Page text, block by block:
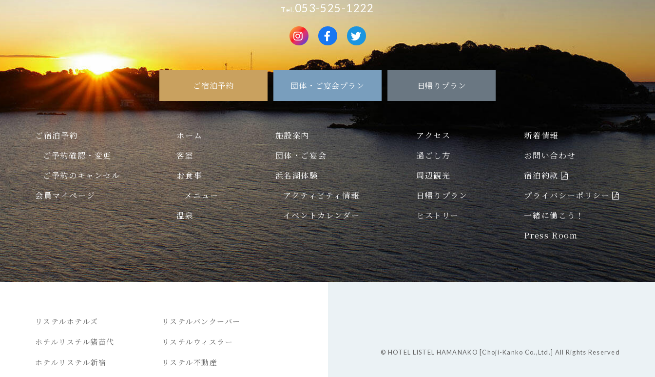
Tel. 053-525-1222
ご宿泊予約 団体・ご宴会プラン 日帰りプラン
ご宿泊予約
ご予約確認・変更
ご予約のキャンセル
会員マイページ
ホーム
客室
お食事
メニュー
温泉
施設案内
団体・ご宴会
浜名湖体験
アクティビティ情報
イベントカレンダー
アクセス
過ごし方
周辺観光
日帰りプラン
ヒストリー
新着情報
お問い合わせ
宿泊約款
プライバシーポリシー
一緒に働こう！
Press Room
リステルホテルズ
ホテルリステル猪苗代
ホテルリステル新宿
リステルバンクーバー
リステルウィスラー
リステル不動産
© HOTEL LISTEL HAMANAKO [Choji-Kanko Co.,Ltd.] All Rights Reserved